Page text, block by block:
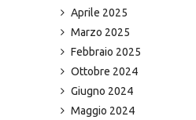
Aprile 2025
Marzo 2025
Febbraio 2025
Ottobre 2024
Giugno 2024
Maggio 2024